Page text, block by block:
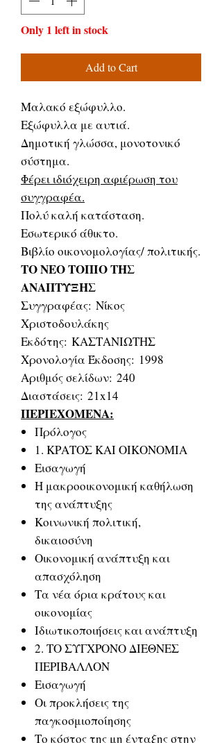
Only 1 left in stock
Add to Cart
Μαλακό εξώφυλλο.
Εξώφυλλα με αυτιά.
Δημοτική γλώσσα, μονοτονικό
σύστημα.
Φέρει ιδιόχειρη αφιέρωση του
συγγραφέα.
Πολύ καλή κατάσταση.
Εσωτερικό άθικτο.
Βιβλίο οικονομολογίας/ πολιτικής.
ΤΟ ΝΕΟ ΤΟΠΙΟ ΤΗΣ
ΑΝΑΠΤΥΞΗΣ
Συγγραφέας: Νίκος
Χριστοδουλάκης
Εκδότης: ΚΑΣΤΑΝΙΩΤΗΣ
Χρονολογία Έκδοσης: 1998
Αριθμός σελίδων: 240
Διαστάσεις: 21x14
ΠΕΡΙΕΧΟΜΕΝΑ:
Πρόλογος
1. ΚΡΑΤΟΣ ΚΑΙ ΟΙΚΟΝΟΜΙΑ
Εισαγωγή
Η μακροοικονομική καθήλωση
της ανάπτυξης
Κοινωνική πολιτική,
δικαιοσύνη
Οικονομική ανάπτυξη και
απασχόληση
Τα νέα όρια κράτους και
οικονομίας
Ιδιωτικοποιήσεις και ανάπτυξη
2. ΤΟ ΣΥΓΧΡΟΝΟ ΔΙΕΘΝΕΣ
ΠΕΡΙΒΑΛΛΟΝ
Εισαγωγή
Οι προκλήσεις της
παγκοσμιοποίησης
Το κόστος της μη ένταξης στην